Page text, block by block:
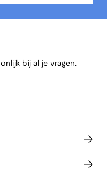
bij al je vragen.